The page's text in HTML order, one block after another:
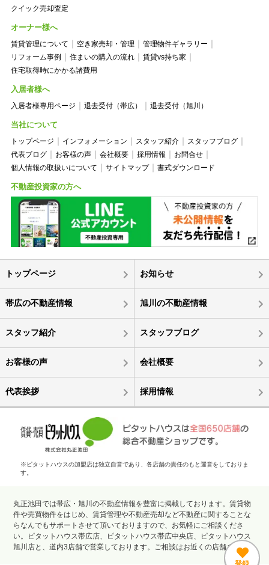
クイック売却査定
オーナー様へ
賃貸管理について 空き家売却・管理
管理物件ギャラリー
リフォーム事例
住まいの購入の流れ
賃貸vs持ち家
住宅取得時にかかる諸費用
入居者様へ
入居者様専用ページ 退去受付（帯広） 退去受付（旭川）
当社について
トップページ インフォメーション スタッフ紹介
スタッフブログ
代表ブログ
お客様の声 会社概要 採用情報
お問合せ
個人情報の取扱いについて
サイトマップ 書式ダウンロード
不動産投資家の方へ
トップページ お知らせ
帯広の不動産情報 旭川の不動産情報
スタッフ紹介 スタッフブログ
お客様の声 会社概要
代表挨拶 採用情報
※ピタットハウスの加盟店は独立自営であり、各店舗の責任のもと運営をしておりま
す。
丸正池田では帯広・旭川の不動産情報を豊富に掲載しております。賃貸物
件や売買物件をはじめ、賃貸管理や不動産売却など不動産に関することな
らなんでもサポートさせて頂いておりますので、お気軽にご相談くださ
い。ピタットハウス帯広店、ピタットハウス帯広中央店、ピタットハウス
旭川店と、道内3店舗で営業しております。ご相談はお近くの店舗まで。